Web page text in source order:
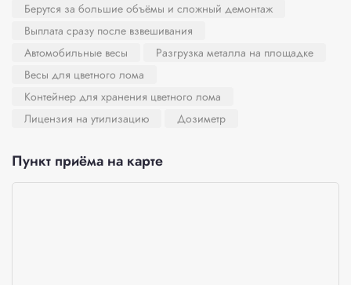
Берутся за большие объёмы и сложный демонтаж
Выплата сразу после взвешивания
Автомобильные весы
Разгрузка металла на площадке
Весы для цветного лома
Контейнер для хранения цветного лома
Лицензия на утилизацию
Дозиметр
Пункт приёма на карте